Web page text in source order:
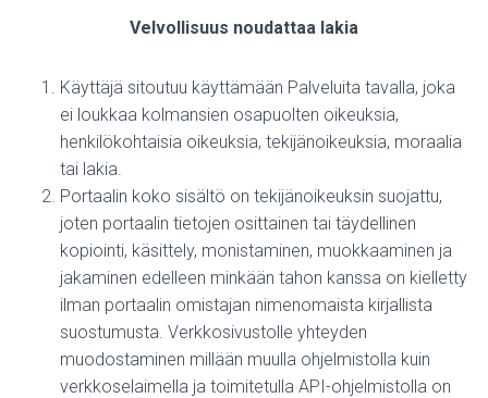
Velvollisuus noudattaa lakia
Käyttäjä sitoutuu käyttämään Palveluita tavalla, joka
ei loukkaa kolmansien osapuolten oikeuksia,
henkilökohtaisia oikeuksia, tekijänoikeuksia, moraalia
tai lakia.
Portaalin koko sisältö on tekijänoikeuksin suojattu,
joten portaalin tietojen osittainen tai täydellinen
kopiointi, käsittely, monistaminen, muokkaaminen ja
jakaminen edelleen minkään tahon kanssa on kielletty
ilman portaalin omistajan nimenomaista kirjallista
suostumusta. Verkkosivustolle yhteyden
muodostaminen millään muulla ohjelmistolla kuin
verkkoselaimella ja toimitetulla API-ohjelmistolla on